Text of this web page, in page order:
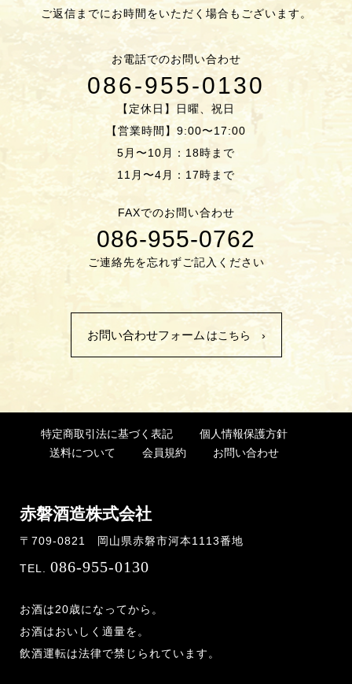
ご返信までにお時間をいただく場合もございます。
お電話でのお問い合わせ
086-955-0130
【定休日】日曜、祝日
【営業時間】9:00〜17:00
5月〜10月：18時まで
11月〜4月：17時まで
FAXでのお問い合わせ
086-955-0762
ご連絡先を忘れずご記入ください
お問い合わせフォーム はこちら ›
特定商取引法に基づく表記
個人情報保護方針
送料について
会員規約 お問い合わせ
赤磐酒造株式会社
〒709-0821 岡山県赤磐市河本1113番地
TEL. 086-955-0130
お酒は20歳になってから。
お酒はおいしく適量を。
飲酒運転は法律で禁じられています。